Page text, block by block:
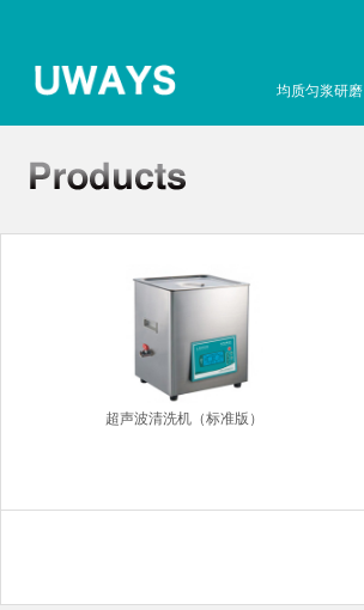
均质匀浆研磨
超声波清洗机（标准版）